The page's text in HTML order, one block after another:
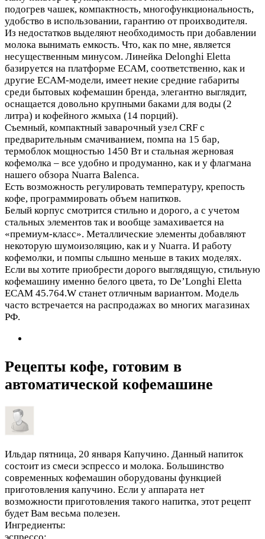
подогрев чашек, компактность, многофункциональность,
удобство в использовании, гарантию от проихводителя.
Из недостатков выделяют необходимость при добавлении
молока вынимать емкость. Что, как по мне, является
несущественным минусом. Линейка Delonghi Eletta
базируется на платформе ECAM, соответственно, как и
другие ECAM-модели, имеет некие средние габариты
среди бытовых кофемашин бренда, элегантно выглядит,
оснащается довольно крупными баками для воды (2
литра) и кофейного жмыха (14 порций).
Съемный, компактный заварочный узел CRF с
предварительным смачиванием, помпа на 15 бар,
термоблок мощностью 1450 Вт и стальная жерновая
кофемолка – все удобно и продуманно, как и у флагмана
нашего обзора Nuarra Balenca.
Есть возможность регулировать температуру, крепость
кофе, программировать объем напитков.
Белый корпус смотрится стильно и дорого, а с учетом
стальных элементов так и вообще замахивается на
«премиум-класс». Металлические элементы добавляют
некоторую шумоизоляцию, как и у Nuarra. И работу
кофемолки, и помпы слышно меньше в таких моделях.
Если вы хотите приобрести дорого выглядящую, стильную
кофемашину именно белого цвета, то De’Longhi Eletta
ECAM 45.764.W станет отличным вариантом. Модель
часто встречается на распродажах во многих магазинах
РФ.
Рецепты кофе, готовим в
автоматической кофемашине
Ильдар пятница, 20 января Капучино. Данный напиток
состоит из смеси эспрессо и молока. Большинство
современных кофемашин оборудованы функцией
приготовления капучино. Если у аппарата нет
возможности приготовления такого напитка, этот рецепт
будет Вам весьма полезен.
Ингредиенты:
эспрессо;